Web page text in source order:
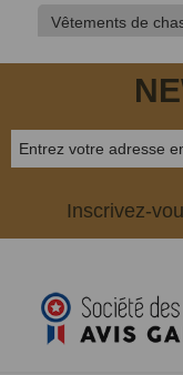
Vêtements de
Inscrivez-